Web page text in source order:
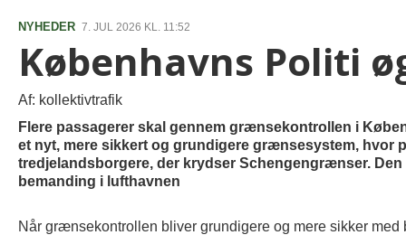
NYHEDER 7. JUL 2026 KL. 11:52
Københavns Politi
Af: kollektivtrafik
Flere passagerer skal gennem grænsekontrollen i
et nyt, mere sikkert og grundigere grænsesystem, hvor
tredjelandsborgere, der krydser Schengengrænser.
bemanding i lufthavnen
Når grænsekontrollen bliver grundigere og mere sikker